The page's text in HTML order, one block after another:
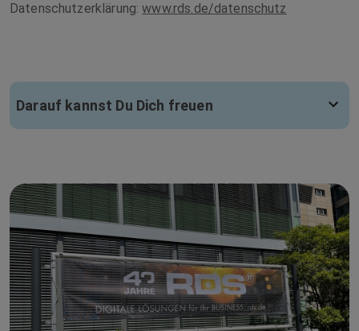
Datenschutzerklärung:www.rds.de/datenschutz
Darauf kannst Du Dich freuen